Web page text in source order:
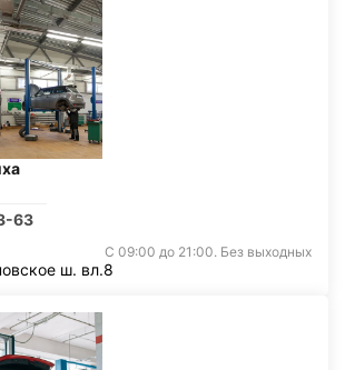
63
С 09:00 до 21:00. Без выходных
ш. вл.8